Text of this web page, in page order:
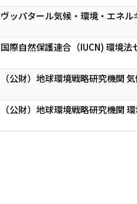
ヴッパタール気候・環境・エネル
国際自然保護連合（IUCN) 環境法
（公財）地球環境戦略研究機関
（公財）地球環境戦略研究機関